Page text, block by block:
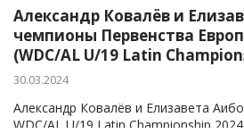
Александр Ковалёв и
чемпионы Первенства
(WDC/AL U/19 Latin
30.03.2024
Александр Ковалёв и Елизавета
WDC/AL U/19 Latin Championship